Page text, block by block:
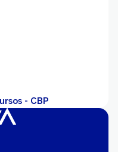
- CBP